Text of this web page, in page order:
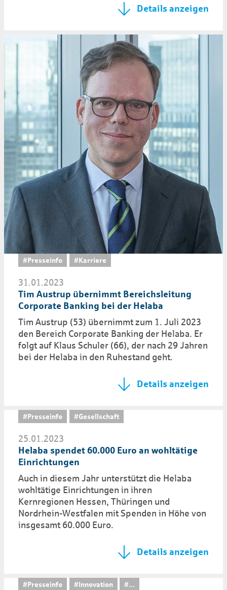
Details anzeigen
#Presseinfo #Karriere
31.01.2023
Tim Austrup übernimmt Bereichsleitung
Corporate Banking bei der Helaba
Tim Austrup (53) übernimmt zum 1. Juli 2023
den Bereich Corporate Banking der Helaba. Er
folgt auf Klaus Schuler (66), der nach 29 Jahren
bei der Helaba in den Ruhestand geht.
Details anzeigen
#Presseinfo #Gesellschaft
25.01.2023
Helaba spendet 60.000 Euro an wohltätige
Einrichtungen
Auch in diesem Jahr unterstützt die Helaba
wohltätige Einrichtungen in ihren
Kernregionen Hessen, Thüringen und
Nordrhein-Westfalen mit Spenden in Höhe von
insgesamt 60.000 Euro.
Details anzeigen
#Presseinfo #Innovation ...